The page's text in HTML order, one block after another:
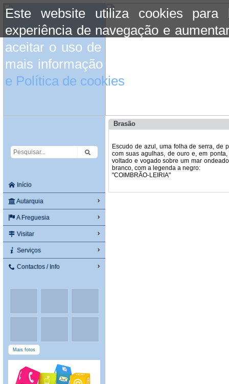
Este website utiliza cookies para
experiência de navegação e
aceitar o uso de cookies basta
mais informação consulte a
e Política de cookies
Início
Autarquia
A Freguesia
Visitar
Serviços
Contactos / Info
Mais fotos
Brasão
Escudo de azul, uma folha de serra, de
com suas agulhas, de ouro e, em
voltado e vogado sobre um mar
branco, com a legenda a negro:
"COIMBRÃO-LEIRIA"